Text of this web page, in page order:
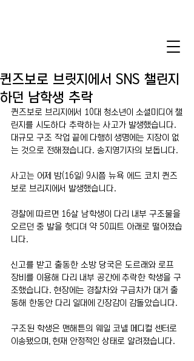
퀸즈보로 브릿지에서 SNS 챌린지
하던 남학생 추락
퀸즈보로 브리지에서 10대 청소년이 소셜미디어 챌
린지를 시도하다 추락하는 사고가 발생했습니다.
대규모 구조 작업 끝에 다행히 생명에는 지장이 없
는 것으로 전해졌습니다. 송지영기자의 보돕니다.
사고는 어제 밤(16일) 9시쯤 뉴욕 에드 코치 퀸즈
보로 브리지에서 발생했습니다.
경찰에 따르면 16살 남학생이 다리 내부 구조물을
오르던 중 발을 헛디뎌 약 50피트 아래로 떨어졌습
니다.
신고를 받고 출동한 소방 당국은 도르래와 로프
장비를 이용해 다리 내부 공간에 추락한 학생을 구
조했습니다. 현장에는 경찰차와 구급차가 대거 출
동해 한동안 다리 일대에 긴장감이 감돌았습니다.
구조된 학생은 맨해튼의 웨일 코넬 메디컬 센터로
이송됐으며, 현재 안정적인 상태로 알려졌습니다.